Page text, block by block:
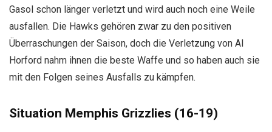
Gasol schon länger verletzt und wird auch noch eine Weile
ausfallen. Die Hawks gehören zwar zu den positiven
Überraschungen der Saison, doch die Verletzung von Al
Horford nahm ihnen die beste Waffe und so haben auch sie
mit den Folgen seines Ausfalls zu kämpfen.
Situation Memphis Grizzlies (16-19)